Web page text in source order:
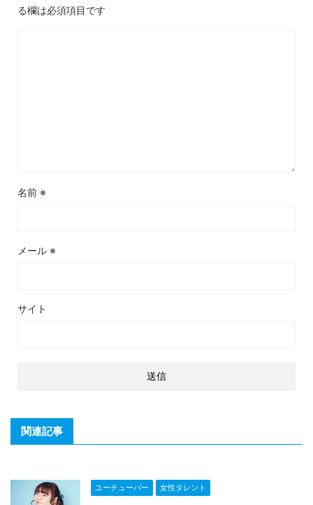
る欄は必須項目です
名前 ※
メール ※
サイト
関連記事
ユーチューバー 女性タレント